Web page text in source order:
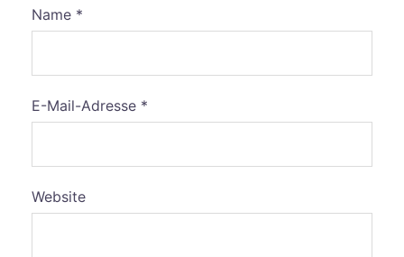
Name *
E-Mail-Adresse *
Website